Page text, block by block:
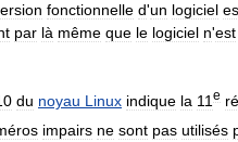
fonctionnelle d'un logiciel
par là même que le logiciel n'est
du noyau Linux indique la 11 e
impairs ne sont pas utilisés